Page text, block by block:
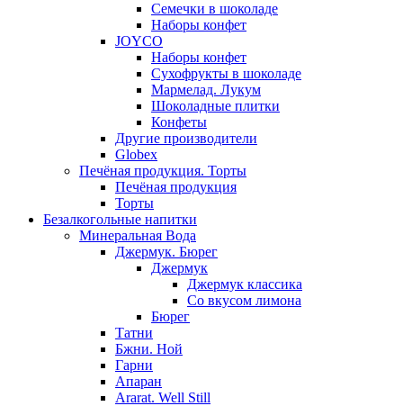
Семечки в шоколаде
Наборы конфет
JOYCO
Наборы конфет
Сухофрукты в шоколаде
Мармелад. Лукум
Шоколадные плитки
Конфеты
Другие производители
Globex
Печёная продукция. Торты
Печёная продукция
Торты
Безалкогольные напитки
Минеральная Вода
Джермук. Бюрег
Джермук
Джермук классика
Со вкусом лимона
Бюрег
Татни
Бжни. Ной
Гарни
Апаран
Ararat. Well Still